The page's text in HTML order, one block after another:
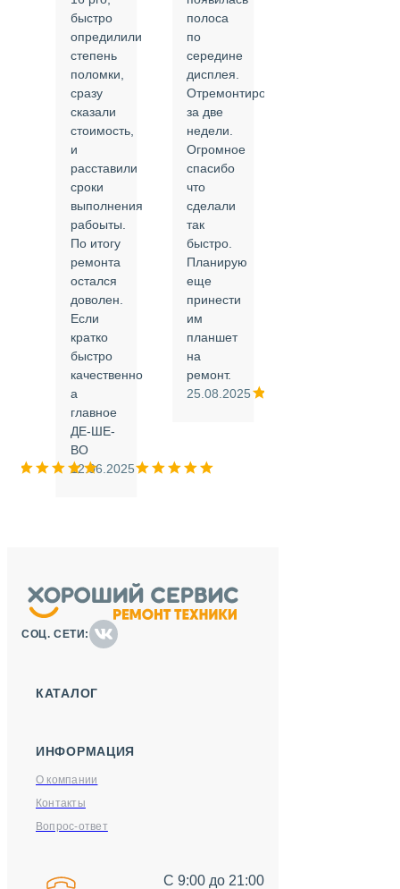
быстро
опредилили
степень
поломки,
сразу
сказали
стоимость,
и
расставили
сроки
выполнения
рабоыты.
По итогу
ремонта
остался
доволен.
Если
кратко
быстро
качественно
а
главное
ДЕ-ШЕ-
ВО
12.06.2025
полоса
по
середине
дисплея.
Отремонтировали
за две
недели.
Огромное
спасибо
что
сделали
так
быстро.
Планирую
еще
принести
им
планшет
на
ремонт.
25.08.2025
СОЦ. СЕТИ:
КАТАЛОГ
ИНФОРМАЦИЯ
О компании
Контакты
Вопрос-ответ
С 9:00 до 21:00